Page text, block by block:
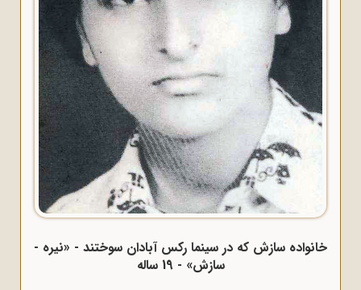
خانواده سازش که در سینما رکس آبادان سوختند - «نیره -
سازش» - 19 ساله